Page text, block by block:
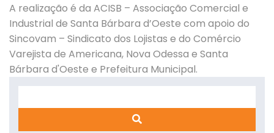
A realização é da ACISB – Associação Comercial e
Industrial de Santa Bárbara d’Oeste com apoio do
Sincovam – Sindicato dos Lojistas e do Comércio
Varejista de Americana, Nova Odessa e Santa
Bárbara d'Oeste e Prefeitura Municipal.